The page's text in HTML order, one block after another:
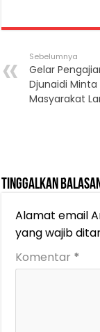
Sebelumnya
Gelar
Djunaidi
Masyarakat
Tinggalkan Balasan
Alamat email
yang wajib
Komentar *